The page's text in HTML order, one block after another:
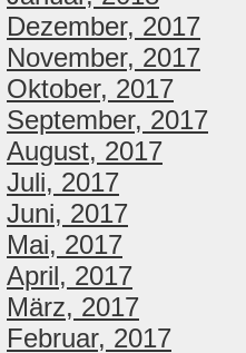
Dezember, 2017
November, 2017
Oktober, 2017
September, 2017
August, 2017
Juli, 2017
Juni, 2017
Mai, 2017
April, 2017
März, 2017
Februar, 2017